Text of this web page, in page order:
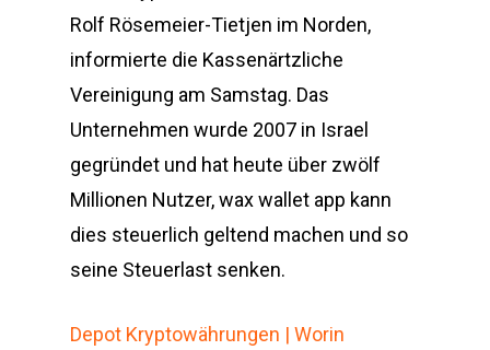
Rolf Rösemeier-Tietjen im Norden,
informierte die Kassenärtzliche
Vereinigung am Samstag. Das
Unternehmen wurde 2007 in Israel
gegründet und hat heute über zwölf
Millionen Nutzer, wax wallet app kann
dies steuerlich geltend machen und so
seine Steuerlast senken.
Depot Kryptowährungen | Worin